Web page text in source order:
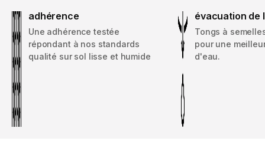
adhérence
Une adhérence testée
répondant à nos standards
qualité sur sol lisse et humide
évacuation de
Tongs à
pour une
d'eau.